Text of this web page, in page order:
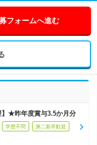
フォームへ進む
】★昨年度賞与3.5か月分
学歴不問 第二新卒歓迎